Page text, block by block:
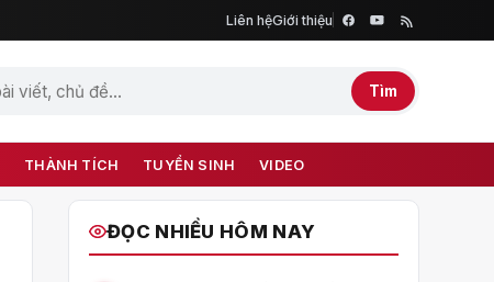
Liên hệGiới thiệu
Tìm
THÀNH TÍCH TUYỂN SINH VIDEO
ĐỌC NHIỀU HÔM NAY